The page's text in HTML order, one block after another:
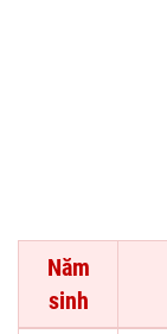
Năm
sinh